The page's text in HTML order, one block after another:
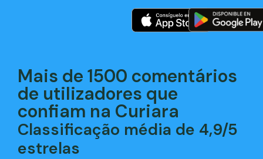
Mais de 1500 comentários
de utilizadores que
confiam na Curiara
Classificação média de 4,9/5
estrelas